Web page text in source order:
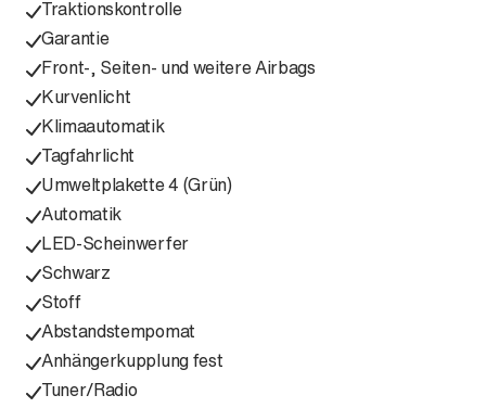
Traktionskontrolle
Garantie
Front-, Seiten- und weitere Airbags
Kurvenlicht
Klimaautomatik
Tagfahrlicht
Umweltplakette 4 (Grün)
Automatik
LED-Scheinwerfer
Schwarz
Stoff
Abstandstempomat
Anhängerkupplung fest
Tuner/Radio